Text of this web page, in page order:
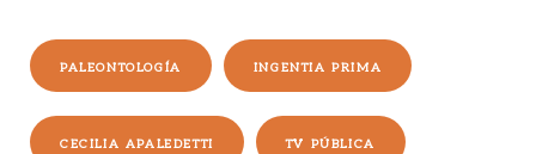
PALEONTOLOGÍA INGENTIA PRIMA
CECILIA APALEDETTI TV PÚBLICA